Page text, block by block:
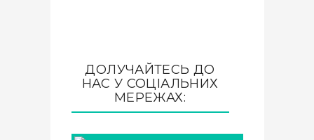
ДОЛУЧАЙТЕСЬ ДО
НАС У СОЦІАЛЬНИХ
МЕРЕЖАХ: